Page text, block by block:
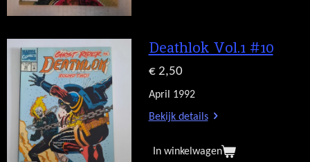
Deathlok Vol.1 #10
€ 2,50
April 1992
Bekijk details
In winkelwagen